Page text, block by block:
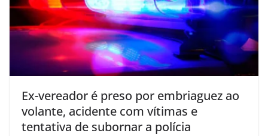
Ex-vereador é preso por embriaguez ao
volante, acidente com vítimas e
tentativa de subornar a polícia